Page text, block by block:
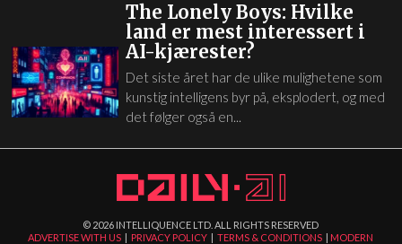
The Lonely Boys: Hvilke
land er mest interessert i
AI-kjærester?
Det siste året har de ulike mulighetene som
kunstig intelligens byr på, eksplodert, og med
det følger også en...
© 2026 INTELLIQUENCE LTD. ALL RIGHTS RESERVED
ADVERTISE WITH US | PRIVACY POLICY |TERMS & CONDITIONS | MODERN